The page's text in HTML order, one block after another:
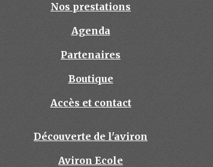
Nos prestations
Agenda
Partenaires
Boutique
Accès et contact
Découverte de l'aviron
Aviron Ecole